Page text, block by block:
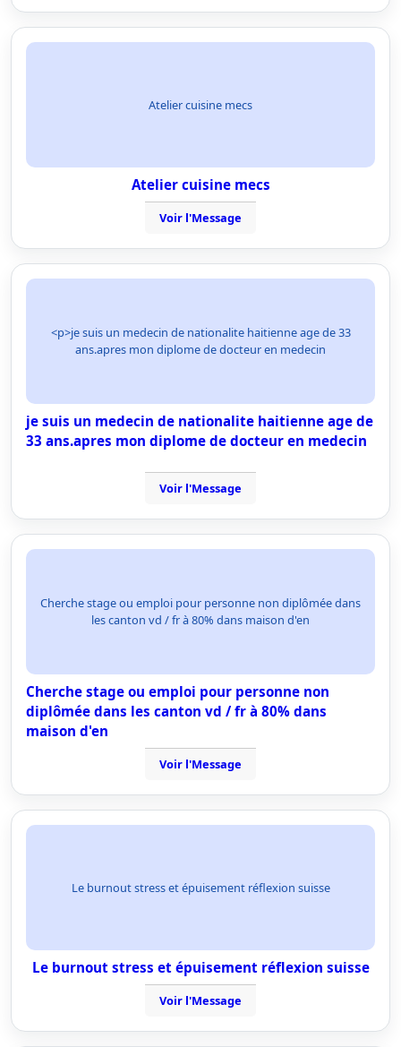
Atelier cuisine mecs
Atelier cuisine mecs
Voir l'Message
<p>je suis un medecin de nationalite haitienne age de 33
ans.apres mon diplome de docteur en medecin
je suis un medecin de nationalite haitienne age de
33 ans.apres mon diplome de docteur en medecin
Voir l'Message
Cherche stage ou emploi pour personne non diplômée dans
les canton vd / fr à 80% dans maison d'en
Cherche stage ou emploi pour personne non
diplômée dans les canton vd / fr à 80% dans
maison d'en
Voir l'Message
Le burnout stress et épuisement réflexion suisse
Le burnout stress et épuisement réflexion suisse
Voir l'Message